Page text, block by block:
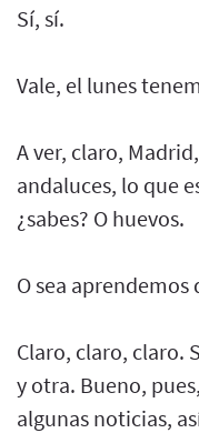
Sí, sí.
Vale, el lunes
A ver, claro,
andaluces, lo que
¿sabes? O huevos.
O sea
Claro, claro, claro.
y otra. Bueno,
algunas noticias,